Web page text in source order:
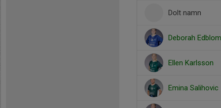
Dolt namn
Deborah Edblom
Ellen Karlsson
Emina Salihovic